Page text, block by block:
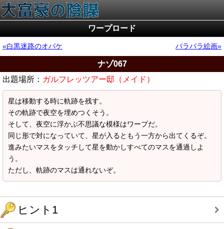
ワープロード
白黒迷路のオバケ バラバラ絵画
ナゾ067
出題場所： ガルフレッツアー邸（メイド）
星は移動する時に軌跡を残す。
その軌跡で夜空を埋めつくそう。
そして、夜空に浮かぶ不思議な模様はワープだ。
同じ形で対になっていて、星が入るともう一方から出てくるぞ。
進みたいマスをタッチして星を動かしすべてのマスを通過しよ
う。
ただし、軌跡のマスは通れないぞ。
ヒント1